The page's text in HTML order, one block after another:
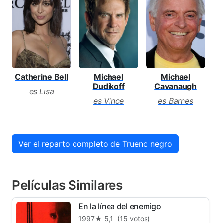
Catherine Bell
es Lisa
Michael
Dudikoff
es Vince
Michael
Cavanaugh
es Barnes
Ver el reparto completo de Trueno negro
Películas Similares
En la línea del enemigo
1997★ 5,1 (15 votos)